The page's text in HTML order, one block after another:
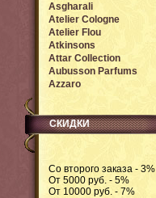
Asgharali
Atelier Cologne
Atelier Flou
Atkinsons
Attar Collection
Aubusson Parfums
Azzaro
СКИДКИ
Со второго заказа - 3%
От 5000 руб. - 5%
От 10000 руб. - 7%